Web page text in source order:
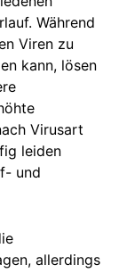
Während
Viren zu
kann, lösen
Virusart
leiden
und
allerdings